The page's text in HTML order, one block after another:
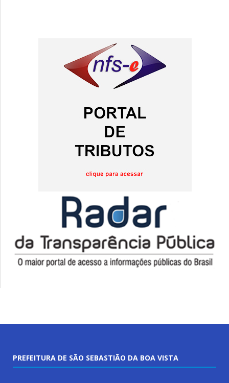
PREFEITURA DE SÃO SEBASTIÃO DA BOA VISTA